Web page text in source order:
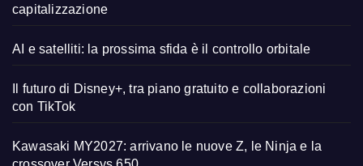
capitalizzazione
AI e satelliti: la prossima sfida è il controllo orbitale
Il futuro di Disney+, tra piano gratuito e collaborazioni
con TikTok
Kawasaki MY2027: arrivano le nuove Z, le Ninja e la